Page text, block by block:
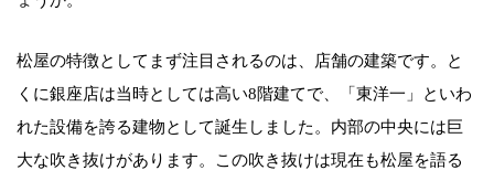
松屋の特徴としてまず注目されるのは、店舗の建築です。と
くに銀座店は当時としては高い8階建てで、「東洋一」といわ
れた設備を誇る建物として誕生しました。内部の中央には巨
大な吹き抜けがあります。この吹き抜けは現在も松屋を語る